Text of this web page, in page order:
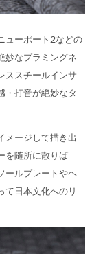
ューポート2などの
妙なプラミングネ
ススチールインサ
・打音が絶妙なタ
メージして描き出
を随所に散りば
ールプレートやヘ
て日本文化へのリ